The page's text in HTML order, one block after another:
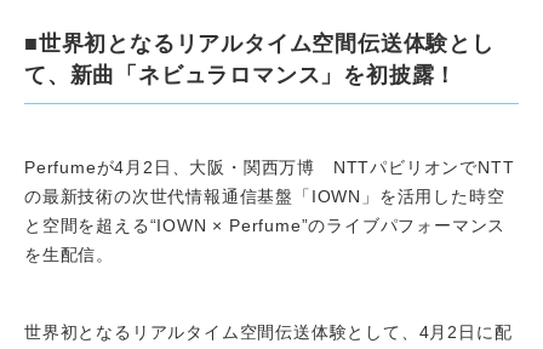
■世界初となるリアルタイム空間伝送体験とし
て、新曲「ネビュラロマンス」を初披露！
Perfumeが4月2日、大阪・関西万博 NTTパビリオンでNTT
の最新技術の次世代情報通信基盤「IOWN」を活用した時空
と空間を超える“IOWN × Perfume”のライブパフォーマンス
を生配信。
世界初となるリアルタイム空間伝送体験として、4月2日に配